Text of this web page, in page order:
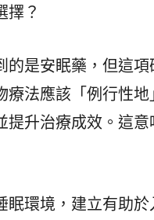
擇？
是安眠藥，但這
法應該「例行性
升治療成效。這
眠環境，建立有助